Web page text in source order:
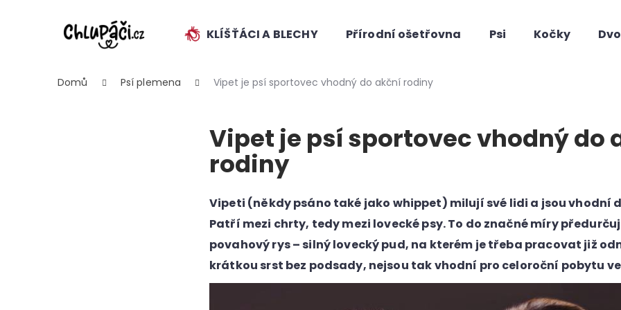
KLÍŠŤÁCI A BLECHY Přírodní ošetřovna Psi Kočky
Domů Psí plemena Vipet je psí sportovec vhodný do akční rodiny
Vipet je psí sportovec vhodný do
rodiny
Vipeti (někdy psáno také jako whippet) milují své lidi a jsou vhodní
Patří mezi chrty, tedy mezi lovecké psy. To do značné míry
povahový rys – silný lovecký pud, na kterém je třeba pracovat již
krátkou srst bez podsady, nejsou tak vhodní pro celoroční pobytu
ZPĚT
OBCHODU
ZPĚT
OBCHODU
Co potřebujete najít?
Doporučujeme